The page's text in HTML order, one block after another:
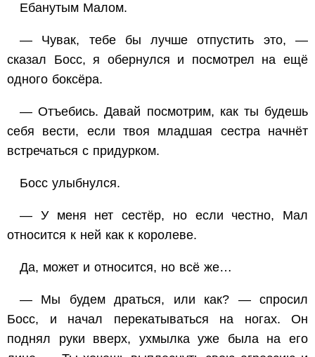
Ебанутым Малом.
— Чувак, тебе бы лучше отпустить это, —
сказал Босс, я обернулся и посмотрел на ещё
одного боксёра.
— Отъебись. Давай посмотрим, как ты будешь
себя вести, если твоя младшая сестра начнёт
встречаться с придурком.
Босс улыбнулся.
— У меня нет сестёр, но если честно, Мал
относится к ней как к королеве.
Да, может и относится, но всё же…
— Мы будем драться, или как? — спросил
Босс, и начал перекатываться на ногах. Он
поднял руки вверх, ухмылка уже была на его